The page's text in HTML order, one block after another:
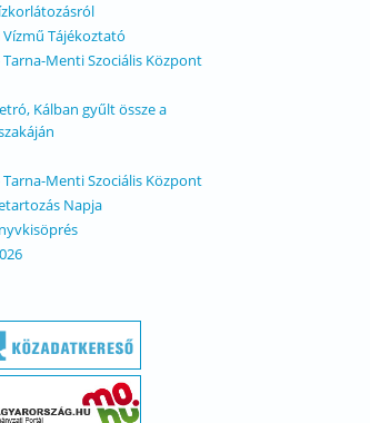
Tájékoztató
Menti Szociális Központ
Kálban gyűlt össze a
Menti Szociális Központ
Napja